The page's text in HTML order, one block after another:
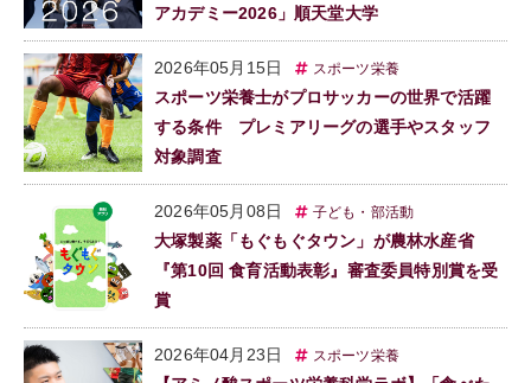
アカデミー2026」順天堂大学
2026年05月15日 スポーツ栄養
スポーツ栄養士がプロサッカーの世界で活躍
する条件 プレミアリーグの選手やスタッフ
対象調査
2026年05月08日 子ども・部活動
大塚製薬「もぐもぐタウン」が農林水産省
『第10回 食育活動表彰』審査委員特別賞を受
賞
2026年04月23日 スポーツ栄養